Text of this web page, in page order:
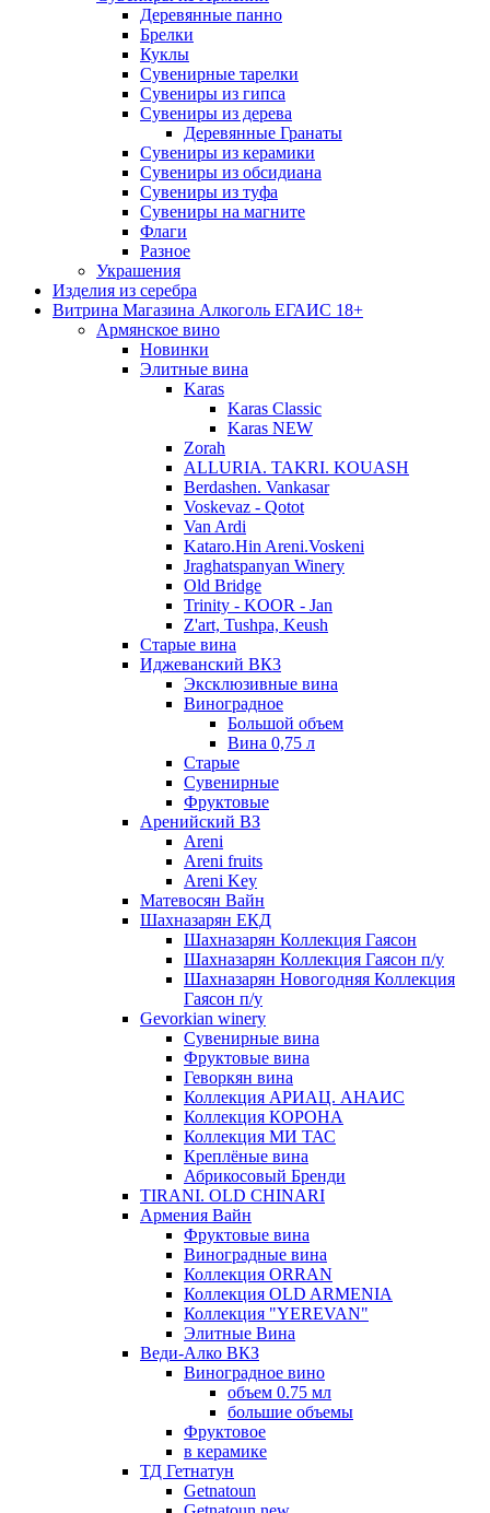
Деревянные панно
Брелки
Куклы
Сувенирные тарелки
Сувениры из гипса
Сувениры из дерева
Деревянные Гранаты
Сувениры из керамики
Сувениры из обсидиана
Сувениры из туфа
Сувениры на магните
Флаги
Разное
Украшения
Изделия из серебра
Витрина Магазина Алкоголь ЕГАИС 18+
Армянское вино
Новинки
Элитные вина
Karas
Karas Classic
Karas NEW
Zorah
ALLURIA. TAKRI. KOUASH
Berdashen. Vankasar
Voskevaz - Qotot
Van Ardi
Kataro.Hin Areni.Voskeni
Jraghatspanyan Winery
Old Bridge
Trinity - KOOR - Jan
Z'art, Tushpa, Keush
Старые вина
Иджеванский ВК3
Эксклюзивные вина
Виноградное
Большой объем
Вина 0,75 л
Старые
Сувенирные
Фруктовые
Аренийский ВЗ
Areni
Areni fruits
Areni Key
Матевосян Вайн
Шахназарян ЕКД
Шахназарян Коллекция Гаясон
Шахназарян Коллекция Гаясон п/у
Шахназарян Новогодняя Коллекция
Гаясон п/у
Gevorkian winery
Сувенирные вина
Фруктовые вина
Геворкян вина
Коллекция АРИАЦ. АНАИС
Коллекция КОРОНА
Коллекция МИ ТАС
Креплёные вина
Абрикосовый Бренди
TIRANI. OLD CHINARI
Армения Вайн
Фруктовые вина
Виноградные вина
Коллекция ORRAN
Коллекция OLD ARMENIA
Коллекция "YEREVAN"
Элитные Вина
Веди-Алко ВКЗ
Виноградное вино
объем 0.75 мл
большие объемы
Фруктовое
в керамике
ТД Гетнатун
Getnatoun